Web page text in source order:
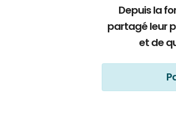
Depuis la
partagé leur
et de